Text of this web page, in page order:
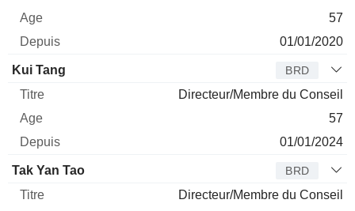
57
01/01/2020
Kui Tang BRD
Directeur/Membre du Conseil
57
01/01/2024
Tak Yan Tao BRD
Directeur/Membre du Conseil